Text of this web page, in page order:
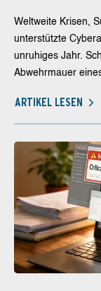
Weltweite Krisen,
unterstützte
unruhiges Jahr.
Abwehrmauer
ARTIKEL LESEN